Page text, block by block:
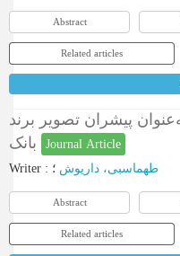
Abstract
Related articles
پیشران تصویر برند
Journal Article
Writer : طهماسبی، داریوش ؛
Abstract
Related articles